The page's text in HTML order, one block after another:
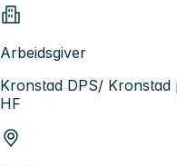
Arbeidsgiver
Kronstad DPS/
HF